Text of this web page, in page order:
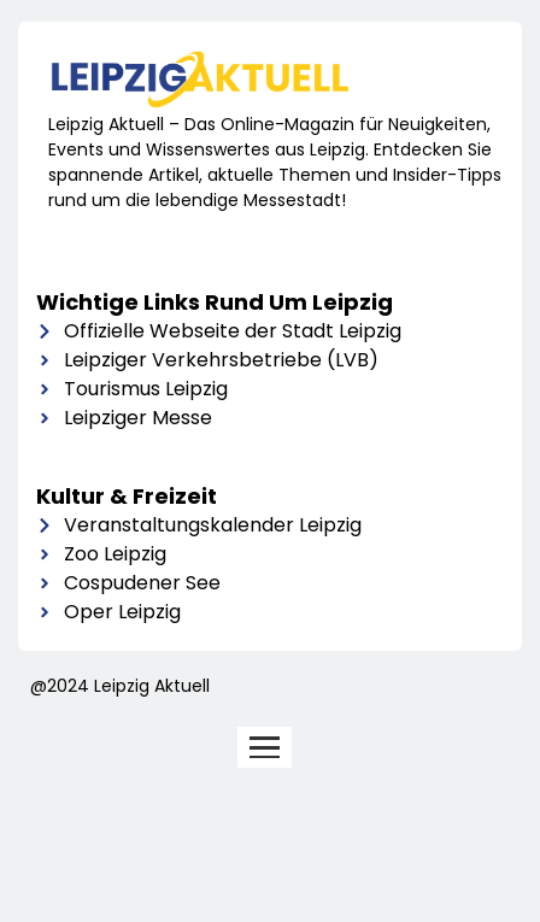
Leipzig Aktuell – Das Online-Magazin für Neuigkeiten,
Events und Wissenswertes aus Leipzig. Entdecken Sie
spannende Artikel, aktuelle Themen und Insider-Tipps
rund um die lebendige Messestadt!
Wichtige Links Rund Um Leipzig
Offizielle Webseite der Stadt Leipzig
Leipziger Verkehrsbetriebe (LVB)
Tourismus Leipzig
Leipziger Messe
Kultur & Freizeit
Veranstaltungskalender Leipzig
Zoo Leipzig
Cospudener See
Oper Leipzig
@2024 Leipzig Aktuell